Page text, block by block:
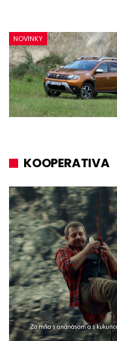
NOVINKY
KOOPERATIVA